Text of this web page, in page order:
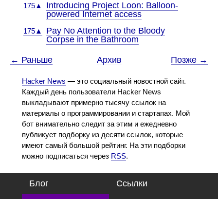
175▲
Introducing Project Loon: Balloon-
powered Internet access
175▲
Pay No Attention to the Bloody
Corpse in the Bathroom
← Раньше Архив Позже →
Hacker News — это социальный новостной сайт.
Каждый день пользователи Hacker News
выкладывают примерно тысячу ссылок на
материалы о программировании и стартапах. Мой
бот внимательно следит за этим и ежедневно
публикует подборку из десяти ссылок, которые
имеют самый большой рейтинг. На эти подборки
можно подписаться через RSS.
Блог Ссылки